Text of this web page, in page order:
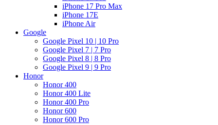
iPhone 17 Pro Max
iPhone 17E
iPhone Air
Google
Google Pixel 10 | 10 Pro
Google Pixel 7 | 7 Pro
Google Pixel 8 | 8 Pro
Google Pixel 9 | 9 Pro
Honor
Honor 400
Honor 400 Lite
Honor 400 Pro
Honor 600
Honor 600 Pro